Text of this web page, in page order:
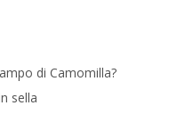
di Camomilla?
sella